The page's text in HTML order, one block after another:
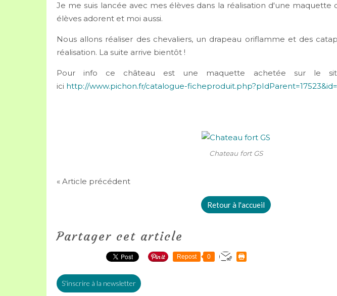
Je me suis lancée avec mes élèves dans la réalisation d'une maquette
élèves adorent et moi aussi.
Nous allons réaliser des chevaliers, un drapeau oriflamme et des
réalisation. La suite arrive bientôt !
Pour info ce château est une maquette achetée sur le
ici http://www.pichon.fr/catalogue-
Chateau fort GS
« Article précédent
Retour à l'accueil
Partager cet article
Repost 0
S'inscrire à la newsletter